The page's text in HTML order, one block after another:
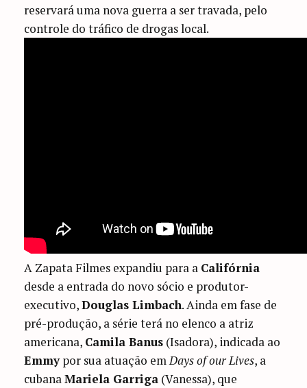
reservará uma nova guerra a ser travada, pelo
controle do tráfico de drogas local.
A Zapata Filmes expandiu para a Califórnia
desde a entrada do novo sócio e produtor-
executivo,Douglas Limbach. Ainda em fase de
pré-produção, a série terá no elenco a atriz
americana, Camila Banus (Isadora), indicada ao
Emmypor sua atuação em Days of our Lives, a
cubanaMariela Garriga (Vanessa), que